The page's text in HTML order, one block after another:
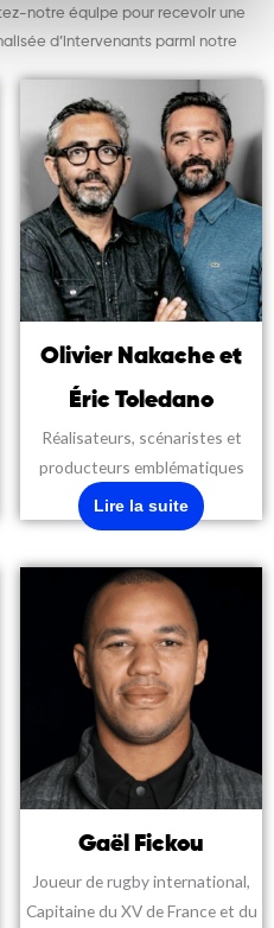
notre équipe pour recevoir une
d’intervenants parmi notre
Olivier Nakache et
Éric Toledano
Réalisateurs, scénaristes et
producteurs emblématiques
Lire la suite
Gaël Fickou
Joueur de rugby international,
Capitaine du XV de France et du